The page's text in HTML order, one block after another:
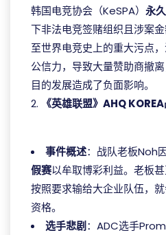
韩国电竞协会（KeSPA） 永
下非法电竞签赌组织且涉案
至世界电竞史上的重大污点
公信力，导致大量赞助商撤
目的发展造成了负面影响。
2.
《英雄联盟》AHQ
事件概述：战队老板Noh
假赛以牟取博彩利益。老板
按照要求输给大企业队伍，
资格。
选手悲剧 ：ADC选手